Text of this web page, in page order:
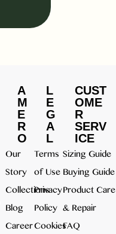
A
M
E
R
O
Our
Story
Collections
Blog
Career
L
E
G
A
L
Terms
of Use
Privacy
Policy
Cookies
CUST
OME
R
SERV
ICE
Sizing Guide
Buying Guide
Product Care
& Repair
FAQ